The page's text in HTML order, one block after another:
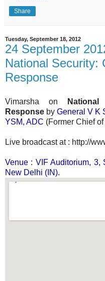
Share
Tuesday, September 18, 2012
24 September
National Security:
Response
Vimarsha on
Response by General V K
YSM, ADC (Former Chief
Live broadcast at : http://
Venue : VIF Auditorium, 3,
New Delhi (IN).